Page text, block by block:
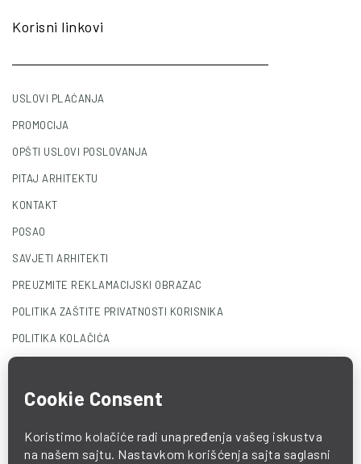
Korisni linkovi
USLOVI PLAĆANJA
PROMOCIJA
OPŠTI USLOVI POSLOVANJA
PITAJ ARHITEKTU
KONTAKT
POSAO
SAVJETI ARHITEKTI
PREUZMITE REKLAMACIJSKI OBRAZAC
POLITIKA ZAŠTITE PRIVATNOSTI KORISNIKA
POLITIKA KOLAČIĆA